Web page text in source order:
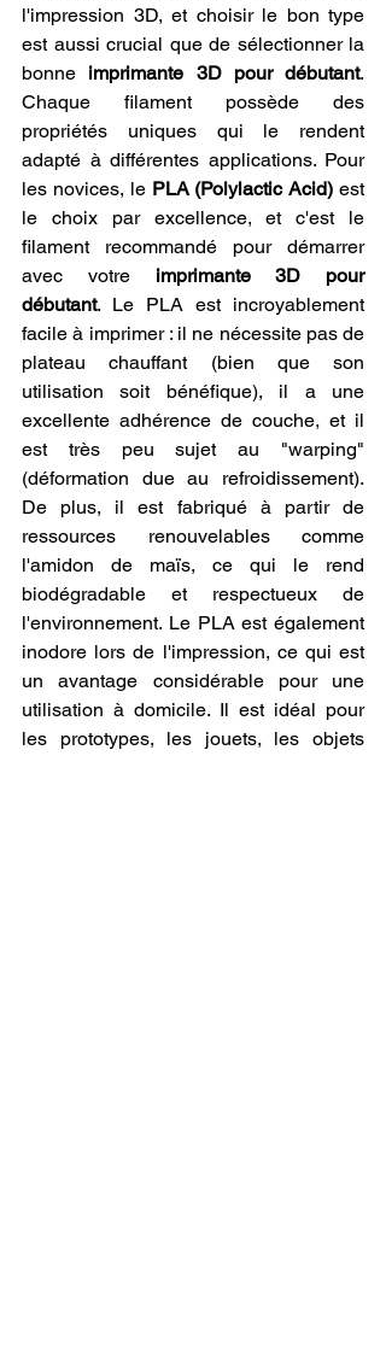
l'impression 3D, et choisir le bon type
est aussi crucial que de sélectionner la
bonne imprimante 3D pour débutant.
Chaque filament possède des
propriétés uniques qui le rendent
adapté à différentes applications. Pour
les novices, le PLA (Polylactic Acid) est
le choix par excellence, et c'est le
filament recommandé pour démarrer
avec votre imprimante 3D pour
débutant. Le PLA est incroyablement
facile à imprimer : il ne nécessite pas de
plateau chauffant (bien que son
utilisation soit bénéfique), il a une
excellente adhérence de couche, et il
est très peu sujet au "warping"
(déformation due au refroidissement).
De plus, il est fabriqué à partir de
ressources renouvelables comme
l'amidon de maïs, ce qui le rend
biodégradable et respectueux de
l'environnement. Le PLA est également
inodore lors de l'impression, ce qui est
un avantage considérable pour une
utilisation à domicile. Il est idéal pour
les prototypes, les jouets, les objets